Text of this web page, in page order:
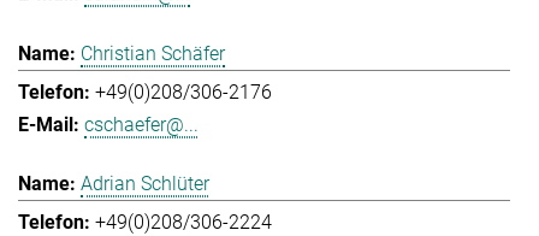
Christian Schäfer
+49(0)208/306-2176
cschaefer@...
Adrian Schlüter
+49(0)208/306-2224